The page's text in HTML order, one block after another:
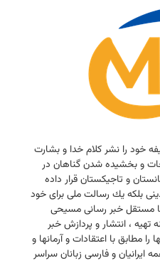
خود را نشر كلام خدا و بشارت
و بخشیده شدن گناهان در
و تاجیكستان قرار داده
بلكه یك رسالت ملی برای خود
مستقل خبر رسانی مسیحی
، انتشار و پردازش خبر
مطابق با اعتقادات و آرمانها و
ایرانیان و فارسی زبانان سراسر